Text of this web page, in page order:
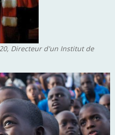
Directeur d'un Institut de